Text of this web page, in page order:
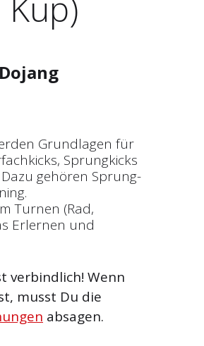
Grundlagen für
Sprungkicks
gehören Sprung-
Turnen (Rad,
Erlernen und
verbindlich! Wenn
musst Du die
absagen.